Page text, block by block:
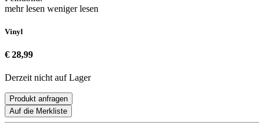
mehr lesen weniger lesen
Vinyl
€ 28,99
Derzeit nicht auf Lager
Produkt anfragen
Auf die Merkliste